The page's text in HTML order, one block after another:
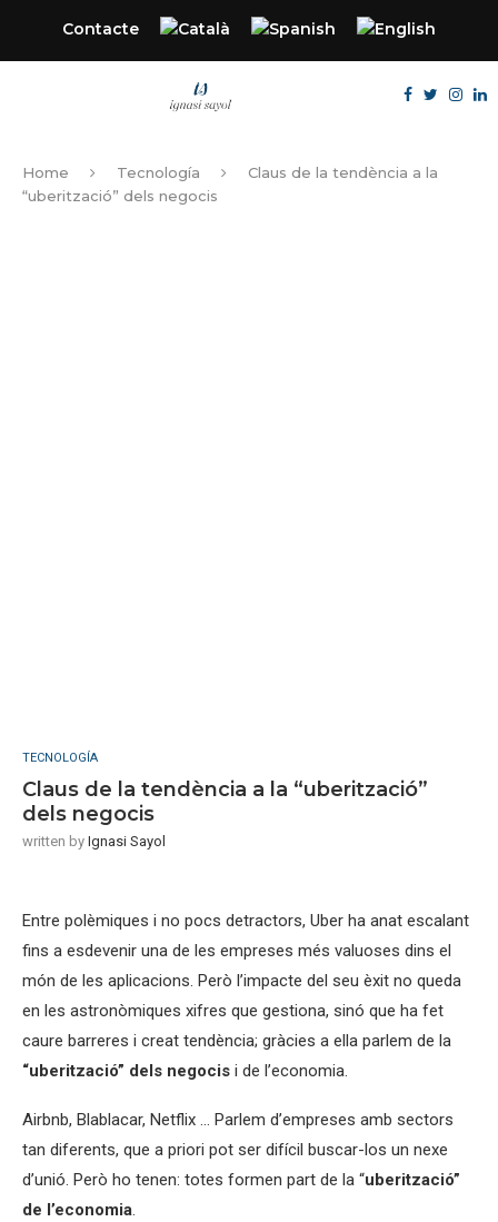
Contacte
Home Tecnología
Claus de la tendència a la
“uberització” dels negocis
TECNOLOGÍA
Claus de la tendència a la “uberització”
dels negocis
written by Ignasi Sayol
Entre polèmiques i no pocs detractors, Uber ha anat escalant
fins a esdevenir una de les empreses més valuoses dins el
món de les aplicacions. Però l’impacte del seu èxit no queda
en les astronòmiques xifres que gestiona, sinó que ha fet
caure barreres i creat tendència; gràcies a ella parlem de la
“uberització” dels negocis i de l’economia.
Airbnb, Blablacar, Netflix … Parlem d’empreses amb sectors
tan diferents, que a priori pot ser difícil buscar-los un nexe
d’unió. Però ho tenen: totes formen part de la “uberització”
de l’economia.